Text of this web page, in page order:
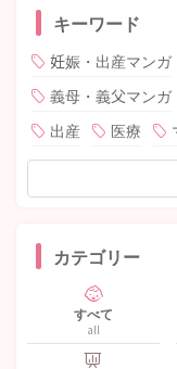
キーワード
妊娠・出産マンガ
義母・義父マンガ
出産
医療
カテゴリー
すべて
all